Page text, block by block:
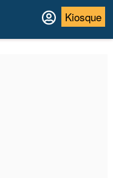
Kiosque